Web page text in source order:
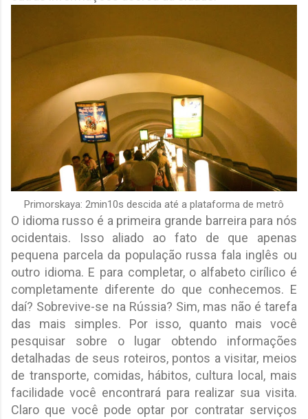
Primorskaya: 2min10s descida até a plataforma de metrô
O idioma russo é a primeira grande barreira para nós
ocidentais. Isso aliado ao fato de que apenas
pequena parcela da população russa fala inglês ou
outro idioma. E para completar, o alfabeto cirílico é
completamente diferente do que conhecemos. E
daí? Sobrevive-se na Rússia? Sim, mas não é tarefa
das mais simples. Por isso, quanto mais você
pesquisar sobre o lugar obtendo informações
detalhadas de seus roteiros, pontos a visitar, meios
de transporte, comidas, hábitos, cultura local, mais
facilidade você encontrará para realizar sua visita.
Claro que você pode optar por contratar serviços